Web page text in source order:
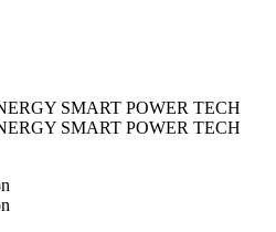
SMART POWER TECH
SMART POWER TECH